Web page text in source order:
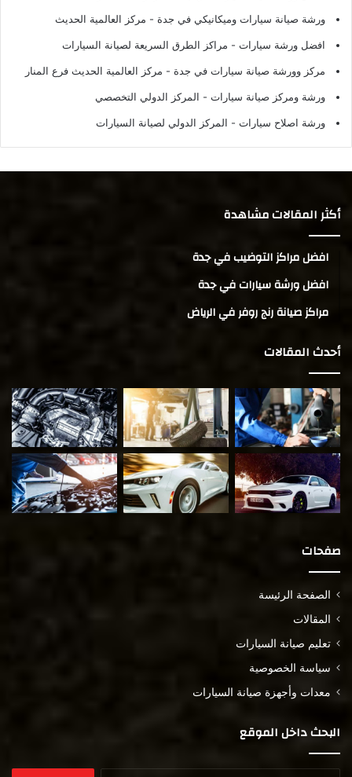
ورشة صيانة سيارات وميكانيكي في جدة - مركز العالمية الحديث
افضل ورشة سيارات - مراكز الطرق السريعة لصيانة السيارات
مركز وورشة صيانة سيارات في جدة - مركز العالمية الحديث فرع المنار
ورشة ومركز صيانة سيارات - المركز الدولي التخصصي
ورشة اصلاح سيارات - المركز الدولي لصيانة السيارات
أكثر المقالات مشاهدة
افضل مراكز التوضيب في جدة
افضل ورشة سيارات في جدة
مراكز صيانة رنج روفر في الرياض
أحدث المقالات
صفحات
الصفحة الرئيسة
المقالات
تعليم صيانة السيارات
سياسة الخصوصية
معدات وأجهزة صيانة السيارات
البحث داخل الموقع